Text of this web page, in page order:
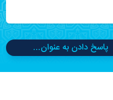
پاسخ دادن به عنوان...